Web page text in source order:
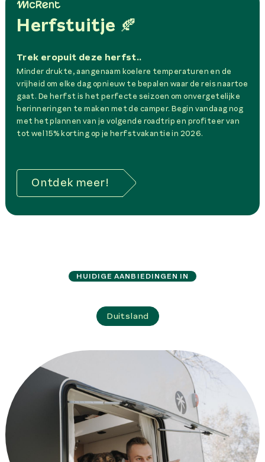
Herfstuitje 🍂
Trek eropuit deze herfst..
Minder drukte, aangenaam koelere temperaturen en de
vrijheid om elke dag opnieuw te bepalen waar de reis naartoe
gaat. De herfst is het perfecte seizoen om onvergetelijke
herinneringen te maken met de camper. Begin vandaag nog
met het plannen van je volgende roadtrip en profiteer van
tot wel 15% korting op je herfstvakantie in 2026.
Ontdek meer!
HUIDIGE AANBIEDINGEN IN
Duitsland